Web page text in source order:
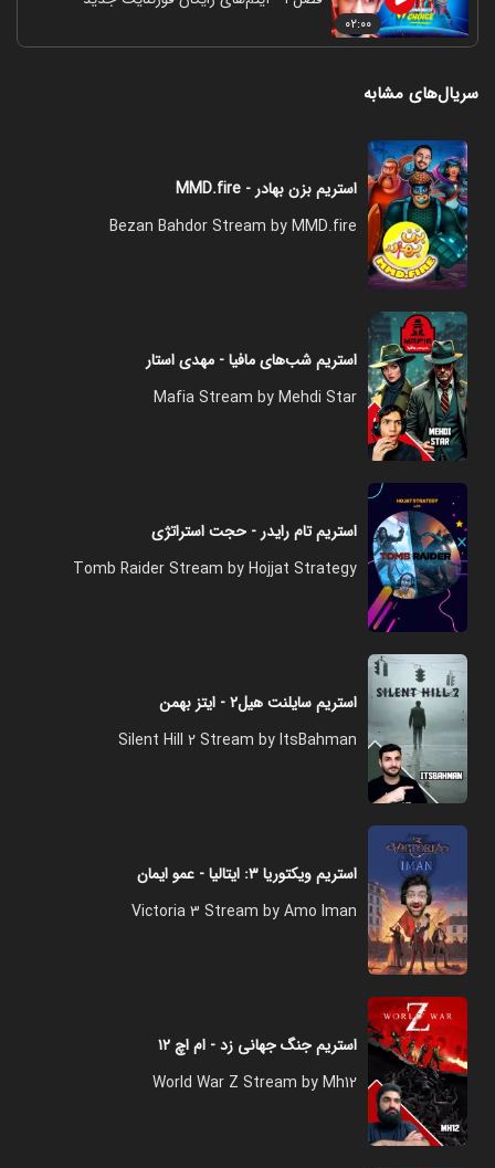
۰۲:۰۰
سریال‌های مشابه
استریم بزن بهادر - MMD.fire
Bezan Bahdor Stream by MMD.fire
استریم شب‌های مافیا - مهدی استار
Mafia Stream by Mehdi Star
استریم تام رایدر - حجت استراتژی
Tomb Raider Stream by Hojjat Strategy
استریم سایلنت‌ هیل۲ - ایتز بهمن
Silent Hill 2 Stream by ItsBahman
استریم ویکتوریا ۳: ایتالیا - عمو ایمان
Victoria 3 Stream by Amo Iman
استریم جنگ جهانی زد - ام اچ ۱۲
World War Z Stream by Mh12